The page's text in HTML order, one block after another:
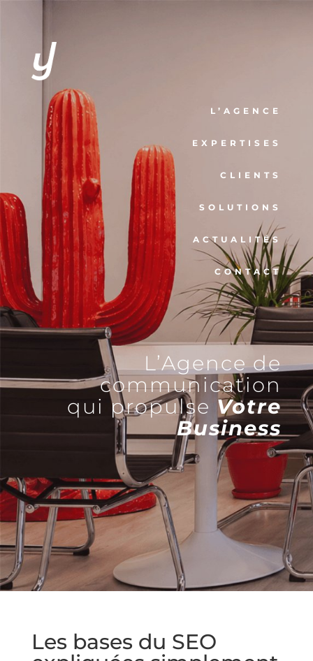
L’AGENCE
EXPERTISES
CLIENTS
SOLUTIONS
ACTUALITÉS
CONTACT
L’Agence de
communication
qui propulse Votre
Business
Les bases du SEO